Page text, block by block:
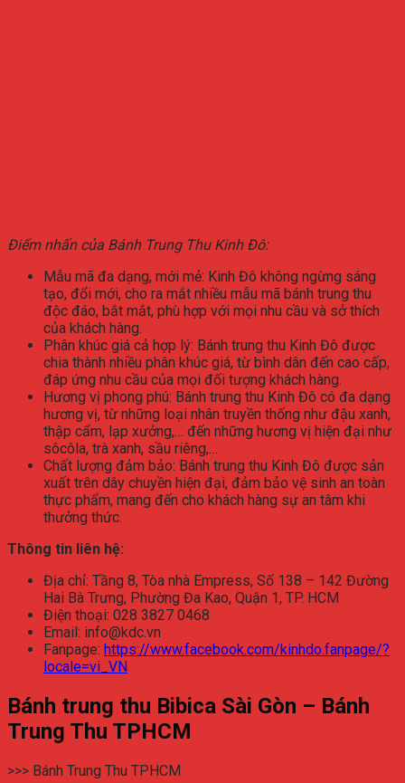
Điểm nhấn của Bánh Trung Thu Kinh Đô:
Mẫu mã đa dạng, mới mẻ: Kinh Đô không ngừng sáng
tạo, đổi mới, cho ra mắt nhiều mẫu mã bánh trung thu
độc đáo, bắt mắt, phù hợp với mọi nhu cầu và sở thích
của khách hàng.
Phân khúc giá cả hợp lý: Bánh trung thu Kinh Đô được
chia thành nhiều phân khúc giá, từ bình dân đến cao cấp,
đáp ứng nhu cầu của mọi đối tượng khách hàng.
Hương vị phong phú: Bánh trung thu Kinh Đô có đa dạng
hương vị, từ những loại nhân truyền thống như đậu xanh,
thập cẩm, lạp xưởng,… đến những hương vị hiện đại như
sôcôla, trà xanh, sầu riêng,…
Chất lượng đảm bảo: Bánh trung thu Kinh Đô được sản
xuất trên dây chuyền hiện đại, đảm bảo vệ sinh an toàn
thực phẩm, mang đến cho khách hàng sự an tâm khi
thưởng thức.
Thông tin liên hệ:
Địa chỉ: Tầng 8, Tòa nhà Empress, Số 138 – 142 Đường
Hai Bà Trưng, Phường Đa Kao, Quận 1, TP. HCM
Điện thoại: 028 3827 0468
Email: info@kdc.vn
Fanpage: https://www.facebook.com/kinhdo.fanpage/?
locale=vi_VN
Bánh trung thu Bibica Sài Gòn – Bánh
Trung Thu TPHCM
>>> Bánh Trung Thu TPHCM